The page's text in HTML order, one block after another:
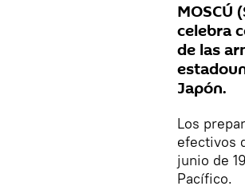
MOSCÚ
celebra
de las
Japón.
Los
efectivos
junio de
Pacífico.